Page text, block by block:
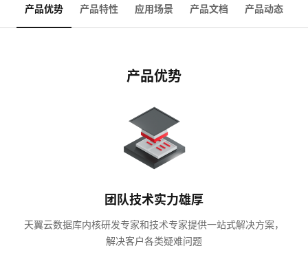
产品优势 产品特性 应用场景 产品文档 产品动态
产品优势
团队技术实力雄厚
天翼云数据库内核研发专家和技术专家提供一站式解决方案，
解决客户各类疑难问题